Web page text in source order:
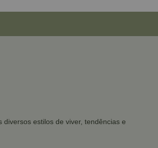
estilos de viver, tendências e